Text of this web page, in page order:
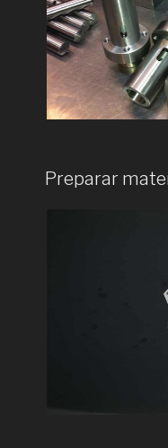
Preparar